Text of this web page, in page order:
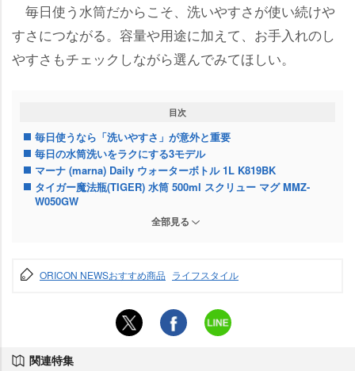
毎日使う水筒だからこそ、洗いやすさが使い続け
すさにつながる。容量や用途に加えて、お手入れのし
すさもチェックしながら選んでみてほしい。
目次
毎日使うなら「洗いやすさ」が意外と重要
毎日の水筒洗いをラクにする3モデル
マーナ (marna) Daily ウォーターボトル 1L K819BK
タイガー魔法瓶(TIGER) 水筒 500ml スクリュー マグ MMZ-
W050GW
サーモス 水筒 真空断熱スポーツボトル 1.5L 保冷専用 FJU-1501
全部見る
ORICON NEWSおすすめ商品 ライフスタイル
関連特集